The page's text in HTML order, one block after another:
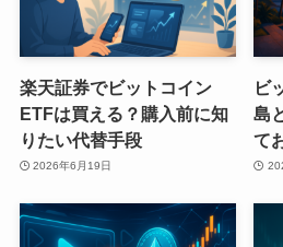
楽天証券でビットコイン
ETFは買える？購入前に知
りたい代替手段
2026年6月19日
ビ
島
て